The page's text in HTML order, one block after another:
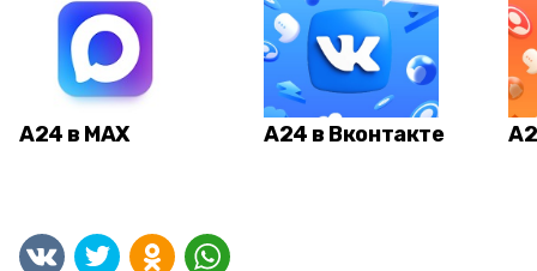
А24 в MAX А24 в Вконтакте